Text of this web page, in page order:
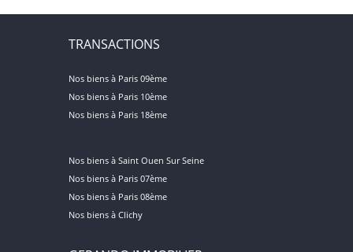
TRANSACTIONS
Nos biens à Paris 09ème
Nos biens à Paris 10ème
Nos biens à Paris 18ème
Nos biens à Saint Ouen Sur Seine
Nos biens à Paris 07ème
Nos biens à Paris 08ème
Nos biens à Clichy